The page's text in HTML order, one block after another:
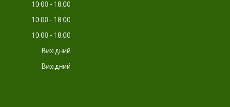
10:00
18:00
10:00
18:00
10:00
18:00
Вихідний
Вихідний